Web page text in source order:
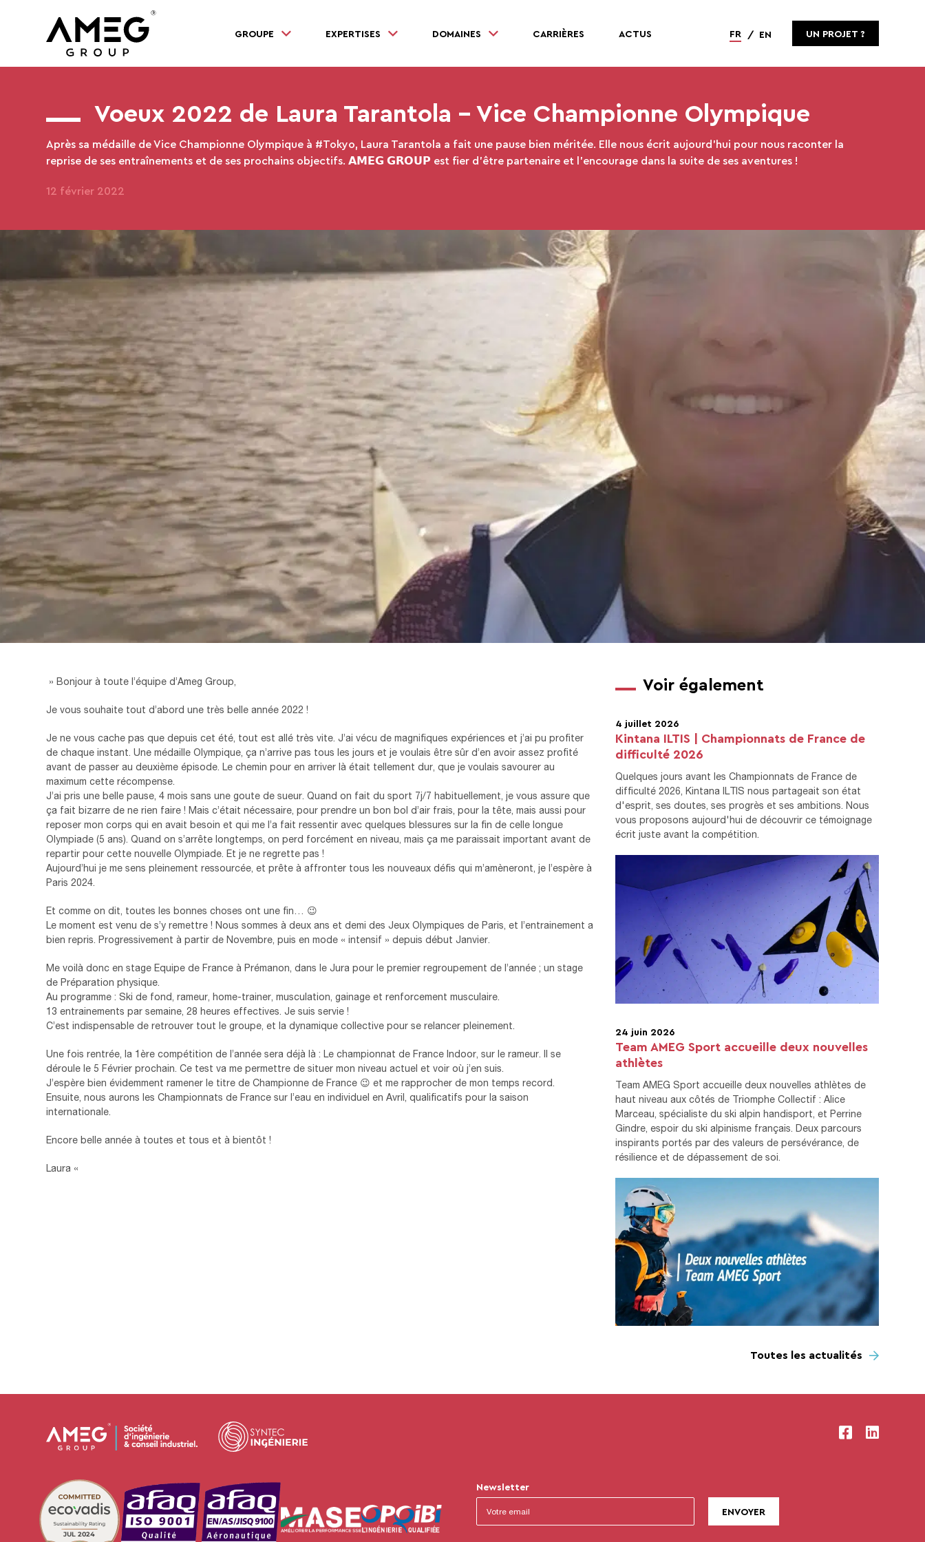
GROUPE EXPERTISES DOMAINES CARRIÈRES ACTUS FR EN UN PROJET ?
Voeux 2022 de Laura Tarantola – Vice Championne Olympique
Après sa médaille de Vice Championne Olympique à #Tokyo, Laura Tarantola a fait une pause bien méritée. Elle nous écrit aujourd’hui pour nous raconter la
reprise de ses entraînements et de ses prochains objectifs. 𝗔𝗠𝗘𝗚 𝗚𝗥𝗢𝗨𝗣 est fier d’être partenaire et l’encourage dans la suite de ses aventures !
12 février 2022
» Bonjour à toute l’équipe d’Ameg Group,
Je vous souhaite tout d’abord une très belle année 2022 !
Je ne vous cache pas que depuis cet été, tout est allé très vite. J’ai vécu de magnifiques expériences et j’ai pu profiter
de chaque instant. Une médaille Olympique, ça n’arrive pas tous les jours et je voulais être sûr d’en avoir assez profité
avant de passer au deuxième épisode. Le chemin pour en arriver là était tellement dur, que je voulais savourer au
maximum cette récompense.
J’ai pris une belle pause, 4 mois sans une goute de sueur. Quand on fait du sport 7j/7 habituellement, je vous assure que
ça fait bizarre de ne rien faire ! Mais c’était nécessaire, pour prendre un bon bol d’air frais, pour la tête, mais aussi pour
reposer mon corps qui en avait besoin et qui me l’a fait ressentir avec quelques blessures sur la fin de celle longue
Olympiade (5 ans). Quand on s’arrête longtemps, on perd forcément en niveau, mais ça me paraissait important avant de
repartir pour cette nouvelle Olympiade. Et je ne regrette pas !
Aujourd’hui je me sens pleinement ressourcée, et prête à affronter tous les nouveaux défis qui m’amèneront, je l’espère à
Paris 2024.
Et comme on dit, toutes les bonnes choses ont une fin… 😉
Le moment est venu de s’y remettre ! Nous sommes à deux ans et demi des Jeux Olympiques de Paris, et l’entrainement a
bien repris. Progressivement à partir de Novembre, puis en mode « intensif » depuis début Janvier.
Me voilà donc en stage Equipe de France à Prémanon, dans le Jura pour le premier regroupement de l’année ; un stage
de Préparation physique.
Au programme : Ski de fond, rameur, home-trainer, musculation, gainage et renforcement musculaire.
13 entrainements par semaine, 28 heures effectives. Je suis servie !
C’est indispensable de retrouver tout le groupe, et la dynamique collective pour se relancer pleinement.
Une fois rentrée, la 1ère compétition de l’année sera déjà là : Le championnat de France Indoor, sur le rameur. Il se
déroule le 5 Février prochain. Ce test va me permettre de situer mon niveau actuel et voir où j’en suis.
J’espère bien évidemment ramener le titre de Championne de France 😉 et me rapprocher de mon temps record.
Ensuite, nous aurons les Championnats de France sur l’eau en individuel en Avril, qualificatifs pour la saison
internationale.
Encore belle année à toutes et tous et à bientôt !
Laura «
Voir également
4 juillet 2026
Kintana ILTIS | Championnats de France de
difficulté 2026
Quelques jours avant les Championnats de France de
difficulté 2026, Kintana ILTIS nous partageait son état
d'esprit, ses doutes, ses progrès et ses ambitions. Nous
vous proposons aujourd'hui de découvrir ce témoignage
écrit juste avant la compétition.
24 juin 2026
Team AMEG Sport accueille deux nouvelles
athlètes
Team AMEG Sport accueille deux nouvelles athlètes de
haut niveau aux côtés de Triomphe Collectif : Alice
Marceau, spécialiste du ski alpin handisport, et Perrine
Gindre, espoir du ski alpinisme français. Deux parcours
inspirants portés par des valeurs de persévérance, de
résilience et de dépassement de soi.
Toutes les actualités
JUL 2024
Newsletter